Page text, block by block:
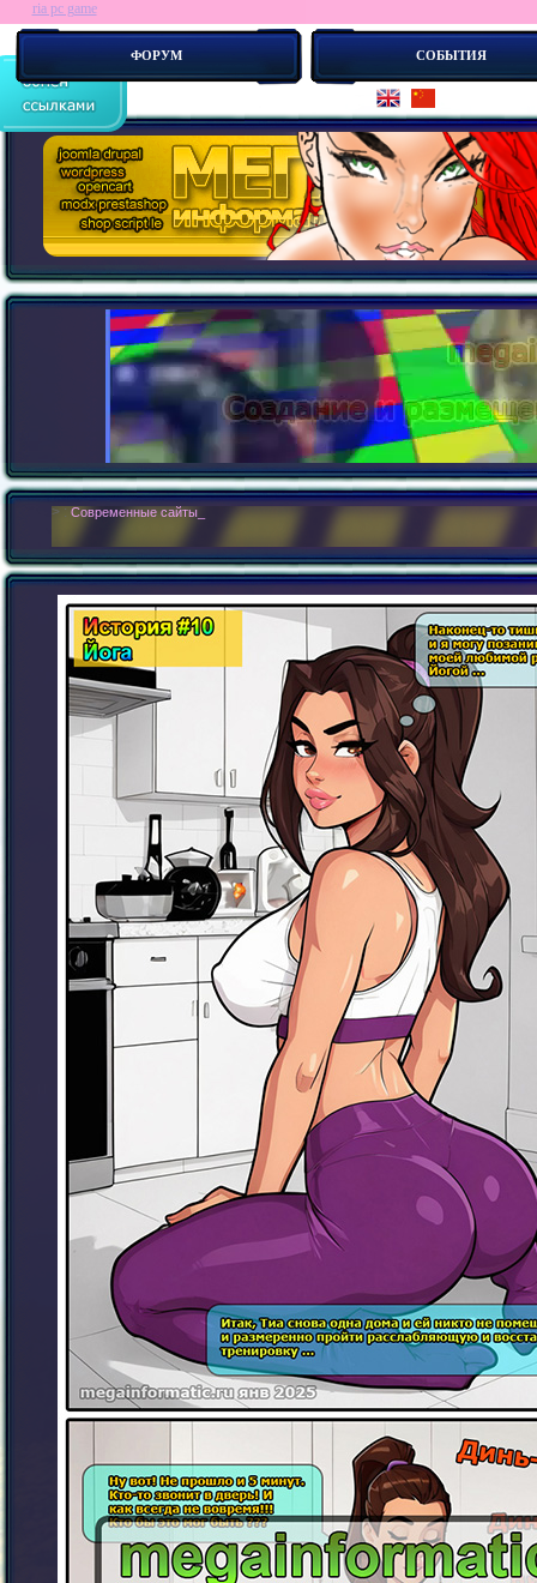
ФОРУМ СОБЫТИЯ
ria pc game
> : Современные сайты - это бестелесные роботы. Новые концепии с-